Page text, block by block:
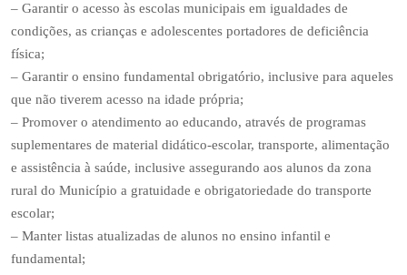
– Garantir o acesso às escolas municipais em igualdades de
condições, as crianças e adolescentes portadores de deficiência
física;
– Garantir o ensino fundamental obrigatório, inclusive para aqueles
que não tiverem acesso na idade própria;
– Promover o atendimento ao educando, através de programas
suplementares de material didático-escolar, transporte, alimentação
e assistência à saúde, inclusive assegurando aos alunos da zona
rural do Município a gratuidade e obrigatoriedade do transporte
escolar;
– Manter listas atualizadas de alunos no ensino infantil e
fundamental;